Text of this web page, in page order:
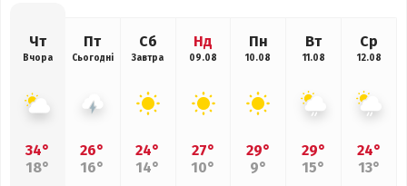
Чт
Вчора
34°
18°
Пт
Сьогодні
26°
16°
Сб
Завтра
24°
14°
Нд
09.08
27°
10°
Пн
10.08
29°
9°
Вт
11.08
29°
15°
Ср
12.08
24°
13°